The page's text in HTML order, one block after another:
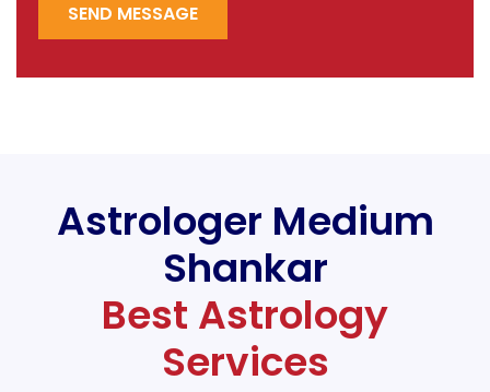
SEND MESSAGE
Astrologer Medium
Shankar
Best Astrology
Services